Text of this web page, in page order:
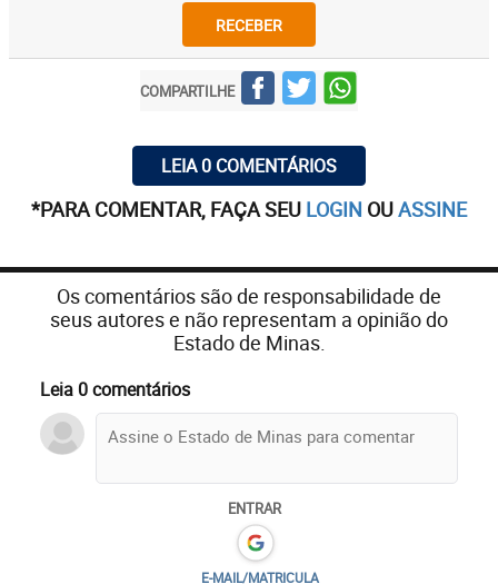
RECEBER
COMPARTILHE
LEIA 0 COMENTÁRIOS
*PARA COMENTAR, FAÇA SEU LOGIN OUASSINE
Os comentários são de responsabilidade de
seus autores e não representam a opinião do
Estado de Minas.
Leia 0 comentários
ENTRAR
E-MAIL/MATRICULA